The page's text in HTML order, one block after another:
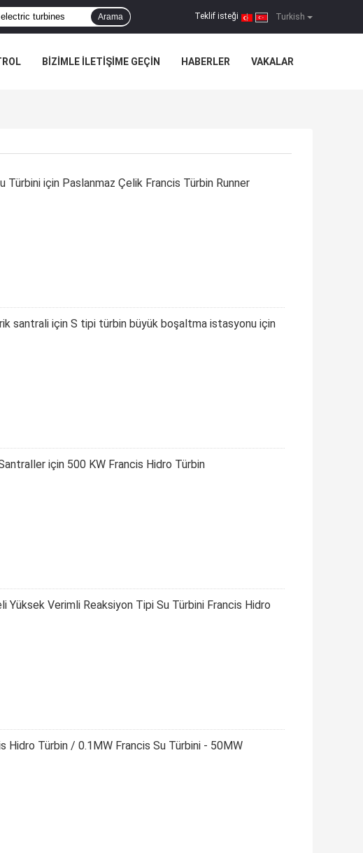
Turkish
Teklif isteği |
Arama
BIZIMLE ILETIŞIME GEÇIN HABERLER VAKALAR
Türbini için Paslanmaz Çelik Francis Türbin Runner
santrali için S tipi türbin büyük boşaltma istasyonu için
için 500 KW Francis Hidro Türbin
Yüksek Verimli Reaksiyon Tipi Su Türbini Francis Hidro
Hidro Türbin / 0.1MW Francis Su Türbini - 50MW